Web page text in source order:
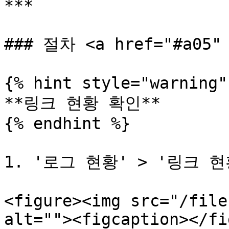
***
### 절차 <a
{% hint style="warning"
**링크 현황 확인**
{% endhint %}
1. '로그 현황' > '링크 현
<figure><img src="/files/
alt=""><figcaption></